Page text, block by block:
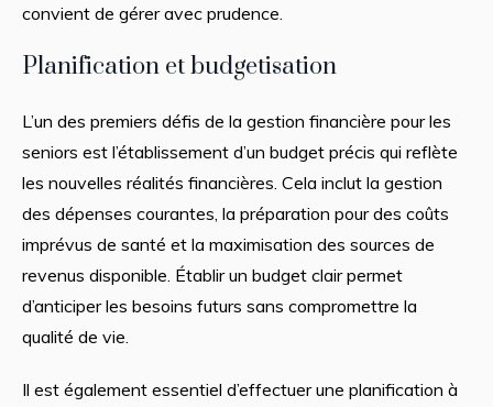
convient de gérer avec prudence.
Planification et budgetisation
L’un des premiers défis de la gestion financière pour les
seniors est l’établissement d’un budget précis qui reflète
les nouvelles réalités financières. Cela inclut la gestion
des dépenses courantes, la préparation pour des coûts
imprévus de santé et la maximisation des sources de
revenus disponible. Établir un budget clair permet
d’anticiper les besoins futurs sans compromettre la
qualité de vie.
Il est également essentiel d’effectuer une planification à